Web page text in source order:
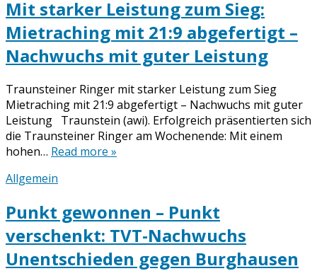
Mit starker Leistung zum Sieg:
Mietraching mit 21:9 abgefertigt –
Nachwuchs mit guter Leistung
Traunsteiner Ringer mit starker Leistung zum Sieg
Mietraching mit 21:9 abgefertigt – Nachwuchs mit guter
Leistung Traunstein (awi). Erfolgreich präsentierten sich
die Traunsteiner Ringer am Wochenende: Mit einem
hohen… Read more »
Allgemein
Punkt gewonnen – Punkt
verschenkt: TVT-Nachwuchs
Unentschieden gegen Burghausen